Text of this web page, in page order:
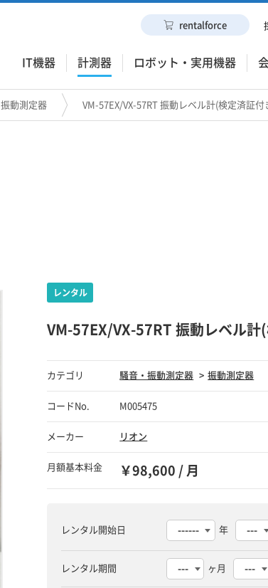
IT機器 計測器 ロボット・実用機器
rentalforce
振動測定器 VM-57EX/VX-57RT 振動レベル計(検定済証付
VM-57EX/VX-57RT 振動レベル計
カテゴリ 騒音・振動測定器 振動測定器
コードNo. M005475
メーカー リオン
月額基本料金 ￥98,600 / 月
レンタル開始日 年
レンタル期間 ヶ月